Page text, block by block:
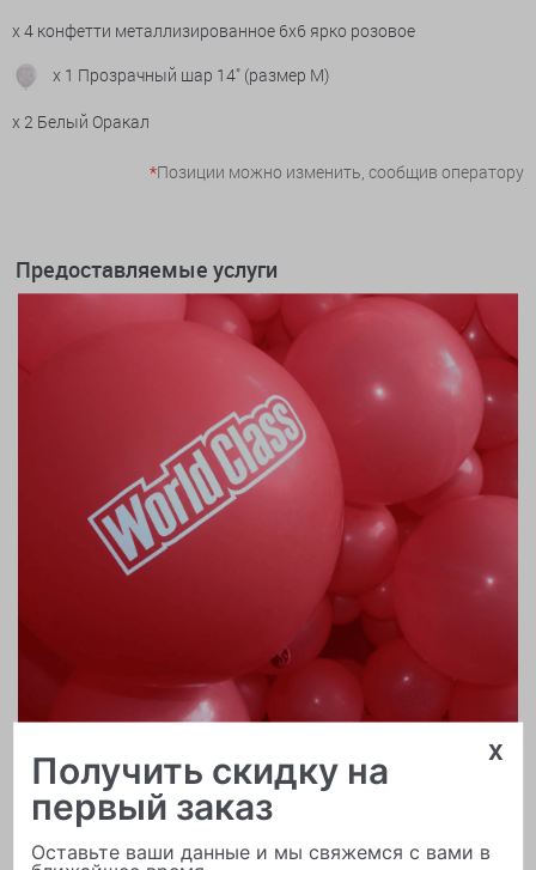
x 4 конфетти металлизированное 6х6 ярко розовое
x 1 Прозрачный шар 14" (размер М)
x 2 Белый Оракал
*Позиции можно изменить, сообщив оператору
Предоставляемые услуги
Печать логотипа x
Получить скидку на
первый заказ
Оставьте ваши данные и мы свяжемся с вами в